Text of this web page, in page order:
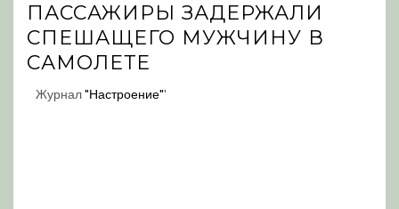
ПАССАЖИРЫ ЗАДЕРЖАЛИ
СПЕШАЩЕГО МУЖЧИНУ В
САМОЛЕТЕ
Журнал"Настроение"'